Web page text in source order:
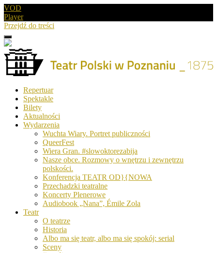
VOD
Player
Przejdź do treści
Menu
Drugie
logo
Teatr
Polski
Poznaniu
Repertuar
Spektakle
Bilety
Aktualności
Wydarzenia
Wuchta Wiary. Portret publiczności
QueerFest
Wiera Gran. #slowoktorezabija
Nasze obce. Rozmowy o wnętrzu i zewnętrzu
polskości.
Konferencja TEATR OD}{NOWA
Przechadzki teatralne
Koncerty Plenerowe
Audiobook „Nana”, Émile Zola
Teatr
O teatrze
Historia
Albo ma się teatr, albo ma się spokój: serial
Sceny